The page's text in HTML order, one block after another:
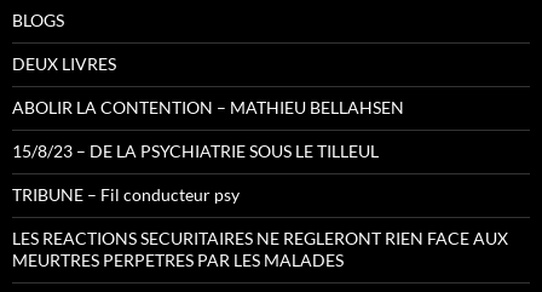
BLOGS
DEUX LIVRES
ABOLIR LA CONTENTION – MATHIEU BELLAHSEN
15/8/23 – DE LA PSYCHIATRIE SOUS LE TILLEUL
TRIBUNE – Fil conducteur psy
LES REACTIONS SECURITAIRES NE REGLERONT RIEN FACE AUX
MEURTRES PERPETRES PAR LES MALADES